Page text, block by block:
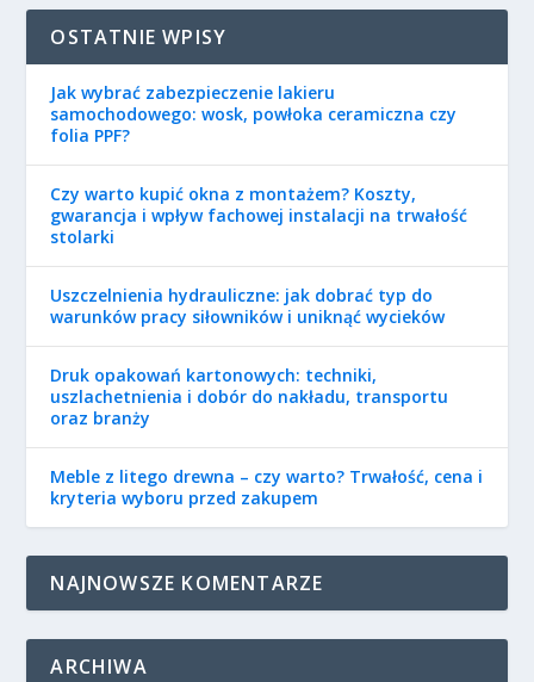
OSTATNIE WPISY
Jak wybrać zabezpieczenie lakieru
samochodowego: wosk, powłoka ceramiczna czy
folia PPF?
Czy warto kupić okna z montażem? Koszty,
gwarancja i wpływ fachowej instalacji na trwałość
stolarki
Uszczelnienia hydrauliczne: jak dobrać typ do
warunków pracy siłowników i uniknąć wycieków
Druk opakowań kartonowych: techniki,
uszlachetnienia i dobór do nakładu, transportu
oraz branży
Meble z litego drewna – czy warto? Trwałość, cena i
kryteria wyboru przed zakupem
NAJNOWSZE KOMENTARZE
ARCHIWA